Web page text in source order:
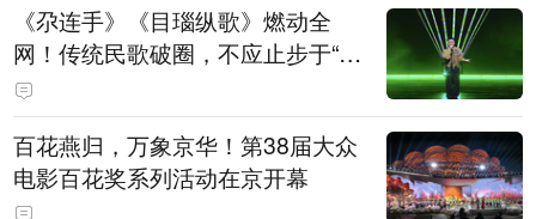
《尕连手》《目瑙纵歌》燃动全
网！传统民歌破圈，不应止步于“上
头”
百花燕归，万象京华！第38届大众
电影百花奖系列活动在京开幕